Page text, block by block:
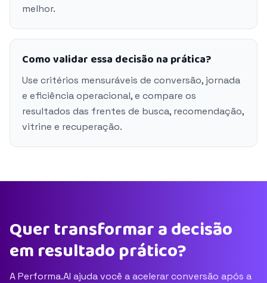
melhor.
Como validar essa decisão na prática?
Use critérios mensuráveis de conversão, jornada
e eficiência operacional, e compare os
resultados das frentes de busca, recomendação,
vitrine e recuperação.
Quer transformar a decisão
em resultado prático?
A Performa.AI ajuda você a acelerar conversão após a